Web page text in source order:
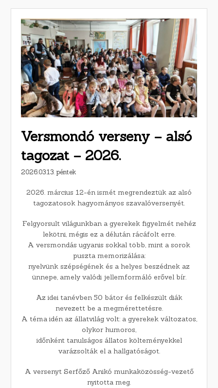
Versmondó verseny – alsó
tagozat – 2026.
2026.03.13. péntek
2026. március 12-én ismét megrendeztük az alsó
tagozatosok hagyományos szavalóversenyét.
Felgyorsult világunkban a gyerekek figyelmét nehéz
lekötni, mégis ez a délután rácáfolt erre.
A versmondás ugyanis sokkal több, mint a sorok
puszta memorizálása:
nyelvünk szépségének és a helyes beszédnek az
ünnepe, amely valódi jellemformáló erővel bír.
Az idei tanévben 50 bátor és felkészült diák
nevezett be a megmérettetésre.
A téma idén az állatvilág volt: a gyerekek változatos,
olykor humoros,
időnként tanulságos állatos költeményekkel
varázsolták el a hallgatóságot.
A versenyt Serfőző Anikó munkaközösség-vezető
nyitotta meg.